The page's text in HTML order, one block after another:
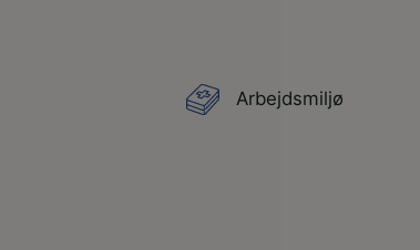
Arbejdsmiljø